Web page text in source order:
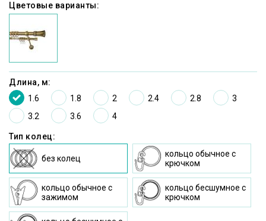
Цветовые варианты:
Длина, м:
1.6
1.8 2 2.4 2.8
3
3.2
3.6 4
Тип колец:
без колец
кольцо oбычное c
крючком
кольцо oбычное с
зажимом
кольцо бесшумное c
крючком